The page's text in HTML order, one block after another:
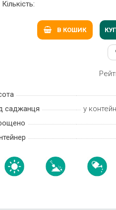
Кількість:
В КОШИК
саджанця
у